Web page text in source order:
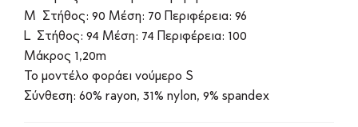
M Στήθος: 90 Μέση: 70 Περιφέρεια: 96
L Στήθος: 94 Μέση: 74 Περιφέρεια: 100
Μάκρος 1,20m
Το μοντέλο φοράει νούμερο S
Σύνθεση: 60% rayon, 31% nylon, 9% spandex